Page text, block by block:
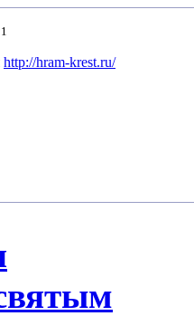
http://hram-krest.ru/